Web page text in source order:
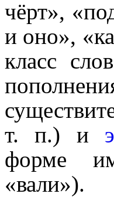
чёрт»,
и оно»,
класс
т. п.) и
форме
«вали»).